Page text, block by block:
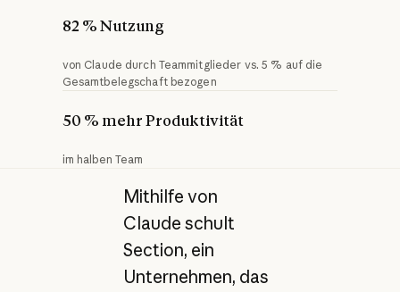
82 % Nutzung
von Claude durch Teammitglieder vs. 5 % auf die
Gesamtbelegschaft bezogen
50 % mehr Produktivität
im halben Team
Mithilfe von
Claude schult
Section, ein
Unternehmen, das